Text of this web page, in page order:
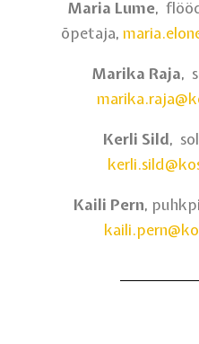
Maria Lume,
õpetaja,
Marika Raja,
Kerli Sild,
Kaili Pern,